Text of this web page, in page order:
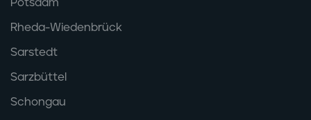
Potsdam
Rheda-Wiedenbrück
Sarstedt
Sarzbüttel
Schongau